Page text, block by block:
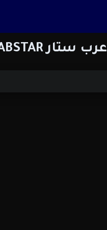
عرب ستار ARABSTAR